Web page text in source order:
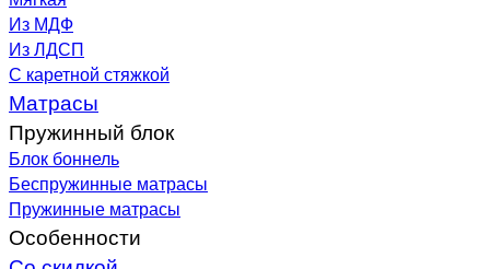
Из МДФ
Из ЛДСП
С каретной стяжкой
Матрасы
Пружинный блок
Блок боннель
Беспружинные матрасы
Пружинные матрасы
Особенности